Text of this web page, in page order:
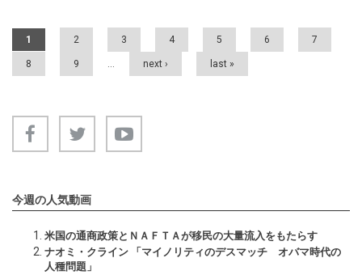
Pages
1 2 3 4 5 6 7
8 9 … next › last »
今週の人気動画
米国の通商政策とＮＡＦＴＡが移民の大量流入をもたらす
ナオミ・クライン 「マイノリティのデスマッチ オバマ時代の
人種問題」